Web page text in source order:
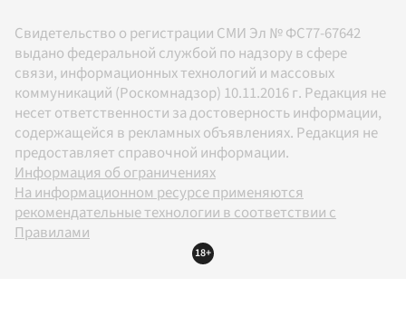
Свидетельство о регистрации СМИ Эл № ФС77-67642
выдано федеральной службой по надзору в сфере
связи, информационных технологий и массовых
коммуникаций (Роскомнадзор) 10.11.2016 г. Редакция не
несет ответственности за достоверность информации,
содержащейся в рекламных объявлениях. Редакция не
предоставляет справочной информации.
Информация об ограничениях
На информационном ресурсе применяются
рекомендательные технологии в соответствии с
Правилами
18+